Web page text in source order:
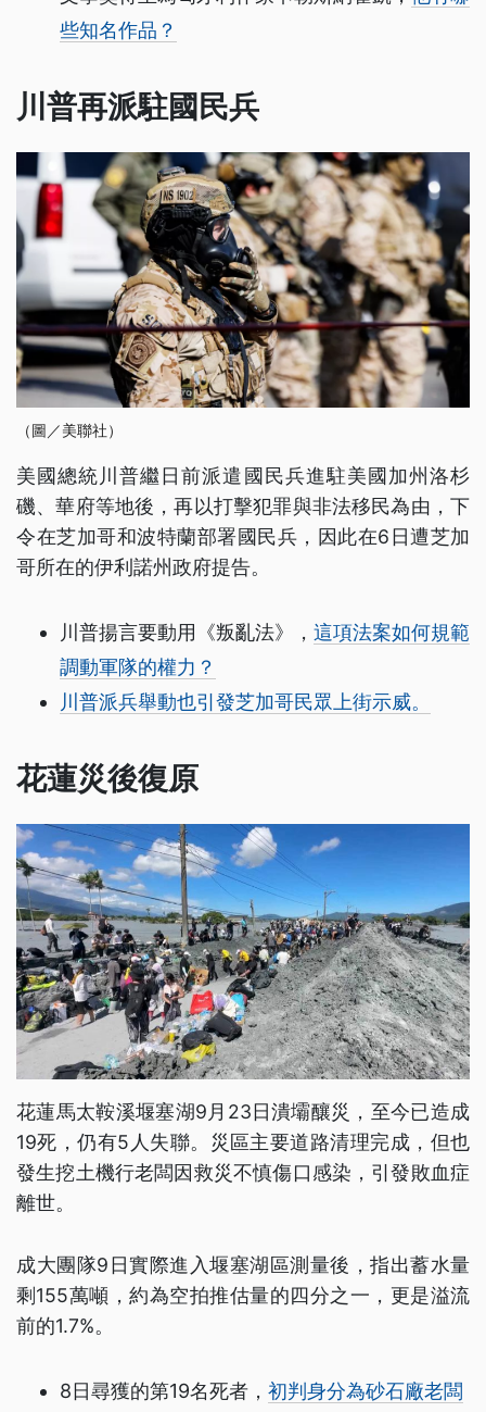
些知名作品？
川普再派駐國民兵
（圖／美聯社）
美國總統川普繼日前派遣國民兵進駐美國加州洛杉
磯、華府等地後，再以打擊犯罪與非法移民為由，下
令在芝加哥和波特蘭部署國民兵，因此在6日遭芝加
哥所在的伊利諾州政府提告。
川普揚言要動用《叛亂法》， 這項法案如何規範
調動軍隊的權力？
川普派兵舉動也引發芝加哥民眾上街示威。
花蓮災後復原
花蓮馬太鞍溪堰塞湖9月23日潰壩釀災，至今已造成
19死，仍有5人失聯。災區主要道路清理完成，但也
發生挖土機行老闆因救災不慎傷口感染，引發敗血症
離世。
成大團隊9日實際進入堰塞湖區測量後，指出蓄水量
剩155萬噸，約為空拍推估量的四分之一，更是溢流
前的1.7%。
8日尋獲的第19名死者， 初判身分為砂石廠老闆